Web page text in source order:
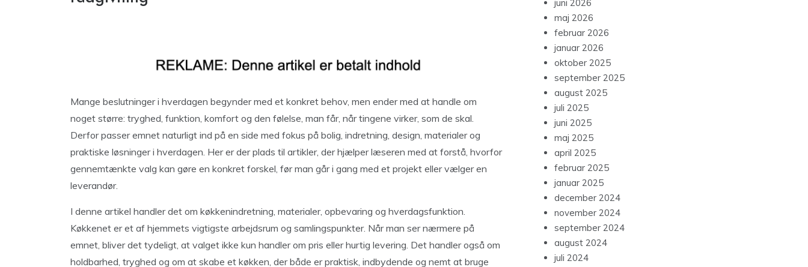
Mange beslutninger i hverdagen begynder med et konkret behov, men ender med at handle om
noget større: tryghed, funktion, komfort og den følelse, man får, når tingene virker, som de skal.
Derfor passer emnet naturligt ind på en side med fokus på bolig, indretning, design, materialer og
praktiske løsninger i hverdagen. Her er der plads til artikler, der hjælper læseren med at forstå, hvorfor
gennemtænkte valg kan gøre en konkret forskel, før man går i gang med et projekt eller vælger en
leverandør.
I denne artikel handler det om køkkenindretning, materialer, opbevaring og hverdagsfunktion.
Køkkenet er et af hjemmets vigtigste arbejdsrum og samlingspunkter. Når man ser nærmere på
emnet, bliver det tydeligt, at valget ikke kun handler om pris eller hurtig levering. Det handler også om
holdbarhed, tryghed og om at skabe et køkken, der både er praktisk, indbydende og nemt at bruge
juni 2026
maj 2026
februar 2026
januar 2026
oktober 2025
september 2025
august 2025
juli 2025
juni 2025
maj 2025
april 2025
februar 2025
januar 2025
december 2024
november 2024
september 2024
august 2024
juli 2024